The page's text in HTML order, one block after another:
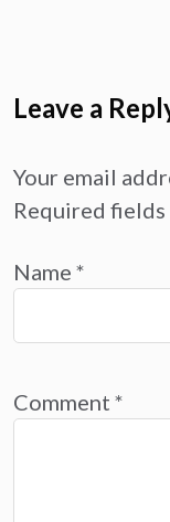
Leave a
Your email
Required fields
Name *
Comment *